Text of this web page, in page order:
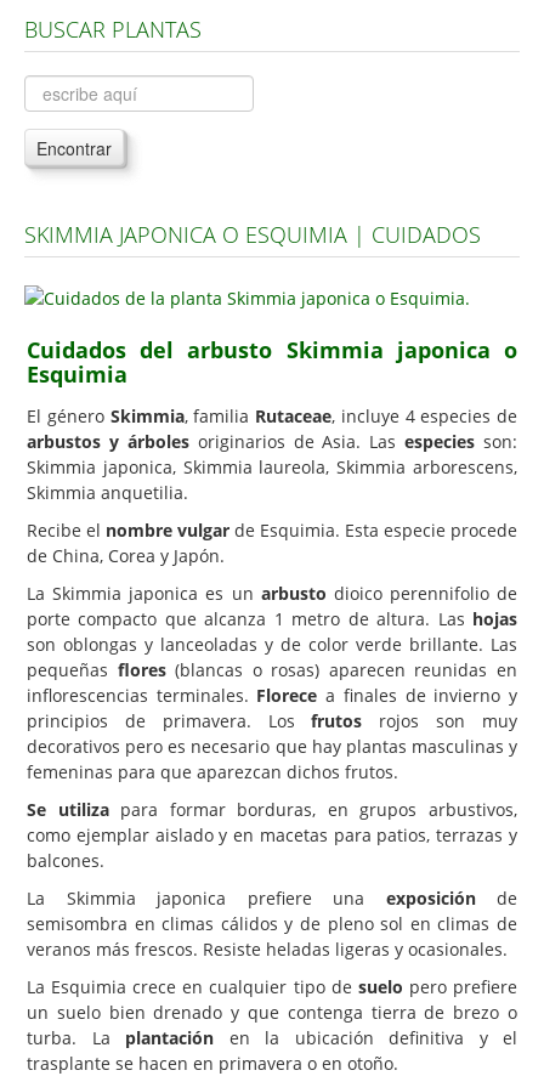
Árboles, Cicas y Palmeras de la G a la Z
Plantas Anuales y Perennes
Plantas Bulbosas y Acuáticas
Plantas de Interior
Plantas Aromáticas y de Huerto
Plantas Carnívoras y Orquídeas
Hemisferio Norte
Hemisferio Sur
Enfermedades
Animales
Hongos
Carencias
Fotos
Flores y Plantas
Árboles y Palmeras
Arbustos y Trepadoras
BUSCAR PLANTAS
Encontrar
SKIMMIA JAPONICA O ESQUIMIA | CUIDADOS
Cuidados del arbusto Skimmia japonica o
Esquimia
El género Skimmia, familia Rutaceae, incluye 4 especies de
arbustos y árbolesoriginarios de Asia. Lasespecies son:
Skimmia japonica, Skimmia laureola, Skimmia arborescens,
Skimmia anquetilia.
Recibe el nombre vulgar de Esquimia. Esta especie procede
de China, Corea y Japón.
La Skimmia japonica es un arbusto dioico perennifolio de
porte compacto que alcanza 1 metro de altura. Las hojas
son oblongas y lanceoladas y de color verde brillante. Las
pequeñas flores(blancas o rosas) aparecen reunidas en
inflorescencias terminales. Florece a finales de invierno y
principios de primavera. Losfrutos rojos son muy
decorativos pero es necesario que hay plantas masculinas y
femeninas para que aparezcan dichos frutos.
Se utilizapara formar borduras, en grupos arbustivos,
como ejemplar aislado y en macetas para patios, terrazas y
balcones.
La Skimmia japonica prefiere una exposiciónde
semisombra en climas cálidos y de pleno sol en climas de
veranos más frescos. Resiste heladas ligeras y ocasionales.
La Esquimia crece en cualquier tipo de suelo pero prefiere
un suelo bien drenado y que contenga tierra de brezo o
turba. La plantación en la ubicación definitiva y el
trasplante se hacen en primavera o en otoño.